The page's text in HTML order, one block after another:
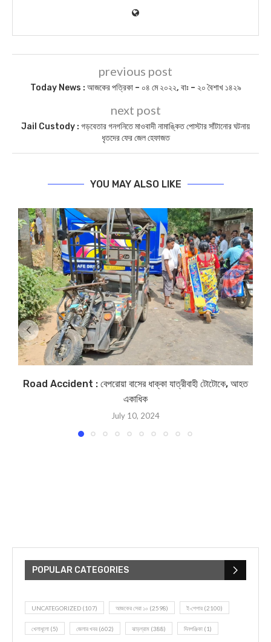
previous post
Today News : আজকের পত্রিকা – ০৪ মে ২০২২, বাঃ – ২০ বৈশাখ ১৪২৯
next post
Jail Custody : গড়বেতার গনগনিতে মাওবাদী নামাঙ্কিত পোস্টার সাঁটানোর ঘটনায়
ধৃতদের ফের জেল হেফাজত
YOU MAY ALSO LIKE
Road Accident : বেপরোয়া বাসের ধাক্কা যাত্রীবাহী টোটোকে, আহত
একাধিক
July 10, 2024
POPULAR CATEGORIES
UNCATEGORIZED (107) আজকের সেরা ১০ (2598) ই-পেপার (2100)
খেলাধূলো (5) জেলার খবর (602) ঝাড়গ্রাম (388) দিনপঞ্জিকা (1)